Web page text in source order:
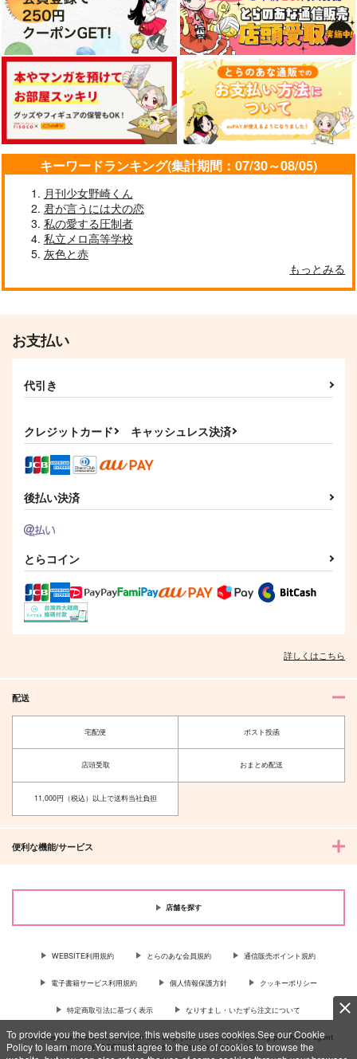
To provide you the best service, this website uses cookies.See our Cookie
Policy to learn more.You must agree to the use of cookies to browse the
キーワードランキング(集計期間：07/30～08/05)
月刊少女野崎くん
君が言うには犬の恋
私の愛する圧制者
私立メロ高等学校
灰色と赤
もっとみる
お支払い
代引き
クレジットカード キャッシュレス決済
後払い決済
とらコイン
詳しくはこちら
配送
宅配便 ポスト投函
店頭受取 おまとめ配送
11,000円（税込）以上で送料当社負担
便利な機能/サービス
店舗を探す
WEBSITE利用規約 とらのあな会員規約 通信販売ポイント規約
電子書籍サービス利用規約 個人情報保護方針 クッキーポリシー
特定商取引法に基づく表示 なりすまし・いたずら注文について
For Overseas customer, now you can ship your purchases by using purchases agent
services “AOCS”! Click {more…} for more information …more